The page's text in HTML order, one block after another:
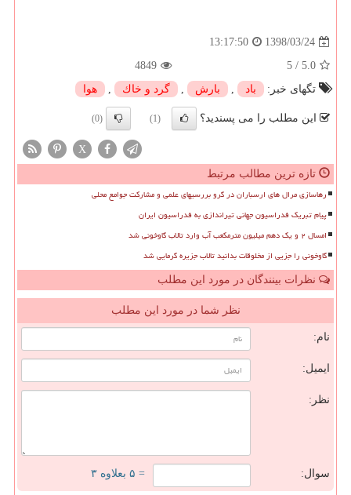
1398/03/24
13:17:50
5.0
/
5
4849
تگهای خبر:
باد , بارش , گرد و خاك , هوا
این مطلب را می پسندید؟ (1)
(0)
X
تازه ترین مطالب مرتبط
رهاسازی مرال های ارسباران در گرو بررسیهای علمی و مشارکت جوامع محلی
پیام تبریک فدراسیون جهانی تیراندازی به فدراسیون ایران
امسال ۲ و یک دهم میلیون مترمکعب آب وارد تالاب گاوخونی شد
گاوخونی را جزیی از مخلوقات بدانید تالاب جزیره گرمایی شد
نظرات بینندگان در مورد این مطلب
نظر شما در مورد این مطلب
نام:
ایمیل:
نظر:
سوال: = ۵ بعلاوه ۳